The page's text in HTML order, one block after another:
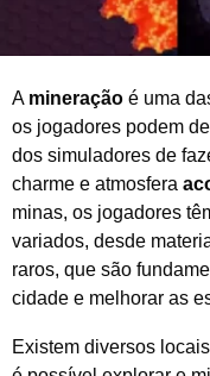
A mineração é uma
os jogadores podem
dos simuladores de
charme e atmosfera
minas, os jogadores
variados, desde
raros, que são
cidade e melhorar as
Existem diversos